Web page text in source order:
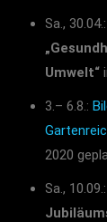
Sa., 30.04.:
Umwelt“
3.– 6.8.:
2020
Sa., 10.09.: